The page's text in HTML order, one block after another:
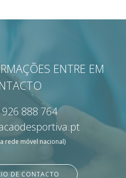
ENTRE EM
888 764
rede móvel nacional)
DE CONTACTO